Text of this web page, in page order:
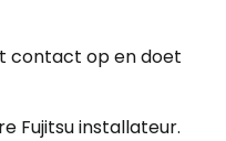
contact op en doet
Fujitsu installateur.